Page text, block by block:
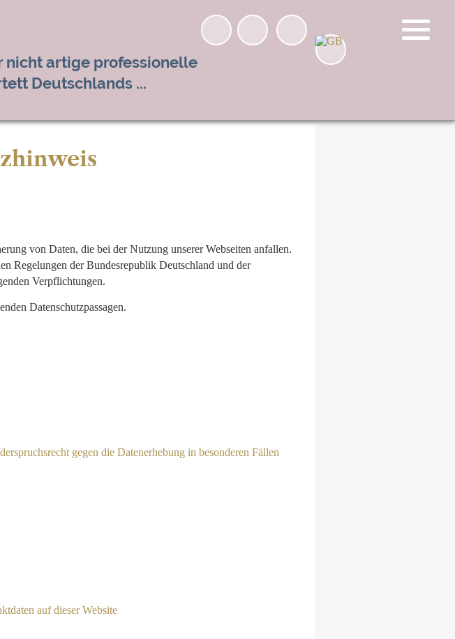
nicht artige professionelle
Deutschlands ...
von Daten, die bei der Nutzung unserer Webseiten anfallen.
Regelungen der Bundesrepublik Deutschland und der
Verpflichtungen.
Datenschutzpassagen.
gegen die Datenerhebung in besonderen Fällen
auf dieser Website